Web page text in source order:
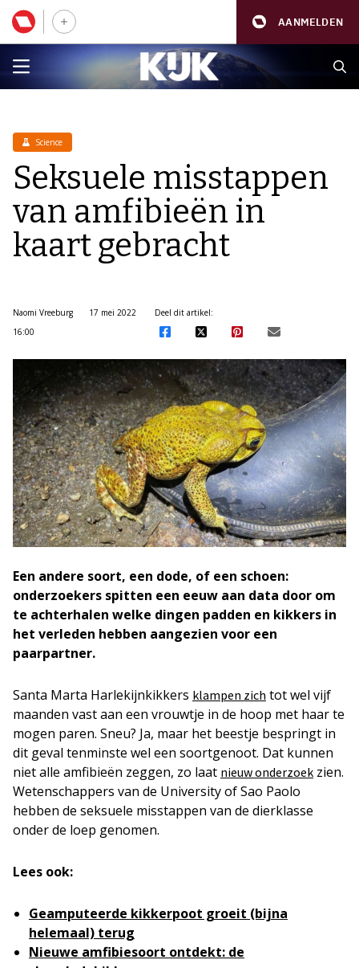
AANMELDEN
Science
Seksuele misstappen
van amfibieën in
kaart gebracht
Naomi Vreeburg
17 mei 2022
16:00
Deel dit artikel:
Een andere soort, een dode, of een schoen:
onderzoekers spitten een eeuw aan data door om
te achterhalen welke dingen padden en kikkers in
het verleden hebben aangezien voor een
paarpartner.
Santa Marta Harlekijnkikkers klampen zich tot wel vijf
maanden vast aan een vrouwtje in de hoop met haar te
mogen paren. Sneu? Ja, maar het beestje bespringt in
dit geval tenminste wel een soortgenoot. Dat kunnen
niet alle amfibieën zeggen, zo laat nieuw onderzoek zien.
Wetenschappers van de University of Sao Paolo
hebben de seksuele misstappen van de dierklasse
onder de loep genomen.
Lees ook:
Geamputeerde kikkerpoot groeit (bijna
helemaal) terug
Nieuwe amfibiesoort ontdekt: de